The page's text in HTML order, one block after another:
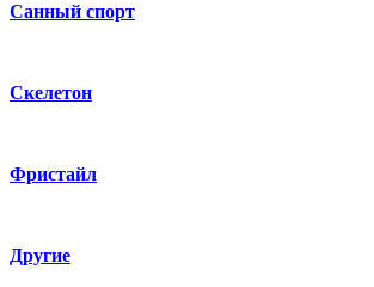
Санный спорт
Скелетон
Фристайл
Другие